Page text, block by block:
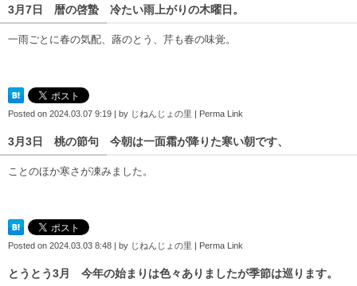
3月7日 暦の啓蟄 冷たい雨上がりの木曜日。
一雨ごとに春の気配、蕗のとう、芹も春の味覚。
Posted on 2024.03.07 9:19 | by じねんじょの里 | Perma Link
3月3日 桃の節句 今朝は一面霜が降りた寒い朝です、
ことのほか寒さが凍みました。
Posted on 2024.03.03 8:48 | by じねんじょの里 | Perma Link
とうとう3月 今年の始まりは色々ありましたが季節は巡ります。